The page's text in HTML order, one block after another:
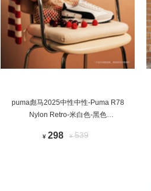
puma彪马2025中性中性-Puma R78
Nylon Retro-米白色-黑色
¥ 298 ¥539